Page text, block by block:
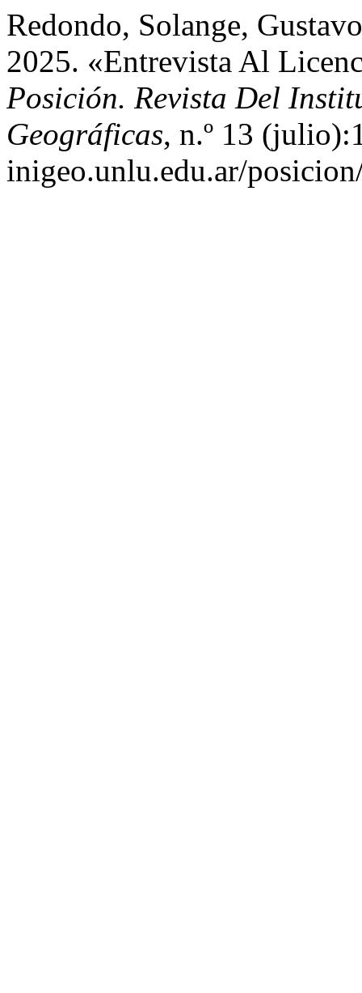
Redondo, Solange,
2025. «Entrevista Al
Posición. Revista Del
Geográficas, n.º 13
inigeo.unlu.edu.ar/